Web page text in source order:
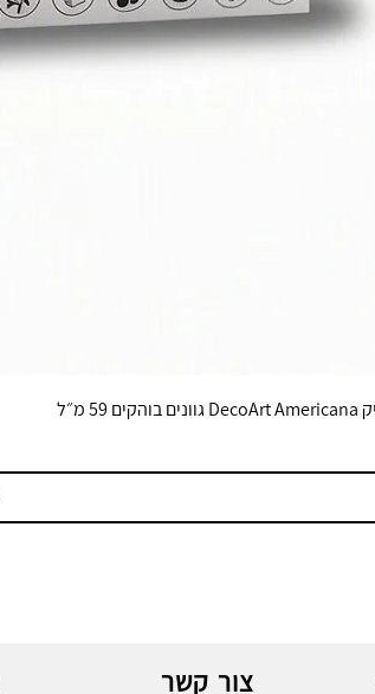
צור קשר